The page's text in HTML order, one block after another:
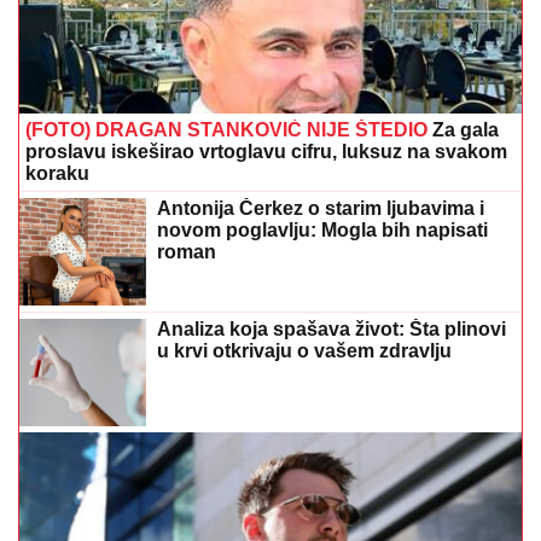
(FOTO) DRAGAN STANKOVIĆ NIJE ŠTEDIO Za gala
proslavu iskeširao vrtoglavu cifru, luksuz na svakom
koraku
Antonija Čerkez o starim ljubavima i
novom poglavlju: Mogla bih napisati
roman
Analiza koja spašava život: Šta plinovi
u krvi otkrivaju o vašem zdravlju